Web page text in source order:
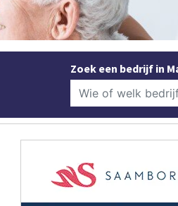
Zoek een bedrijf in